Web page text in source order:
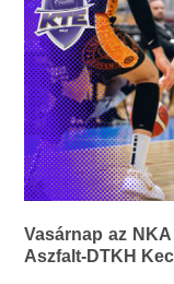
Vasárnap az
Aszfalt-DTKH